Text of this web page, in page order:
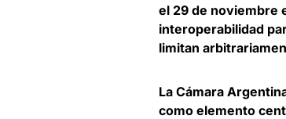
el 29 de noviembre
interoperabilidad
limitan
La Cámara
como elemento